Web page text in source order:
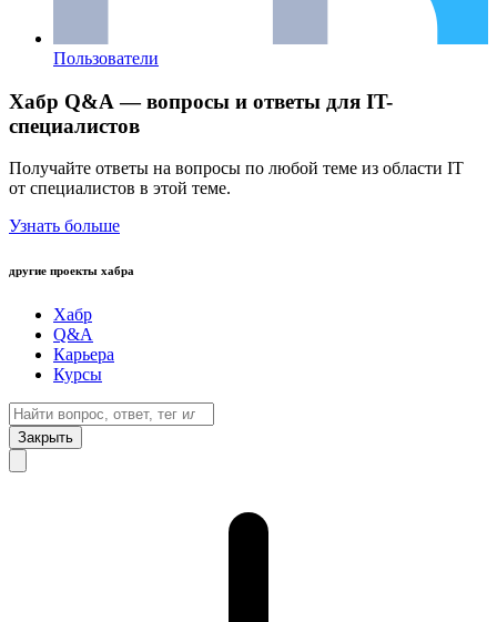
Пользователи
Хабр Q&A — вопросы и ответы для IT-
специалистов
Получайте ответы на вопросы по любой теме из области IT
от специалистов в этой теме.
Узнать больше
другие проекты хабра
Хабр
Q&A
Карьера
Курсы
Закрыть